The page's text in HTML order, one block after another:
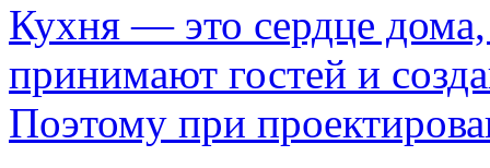
Кухня — это сердце дома,
принимают гостей и
Поэтому при